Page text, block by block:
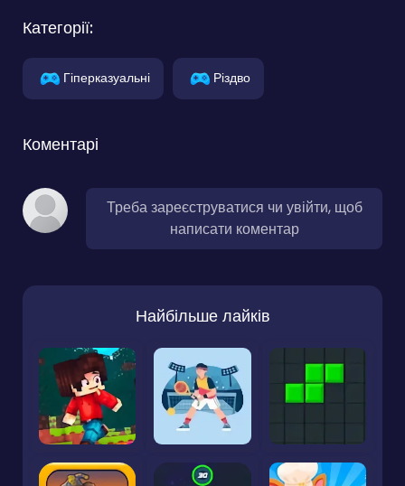
Категорії:
Гіперказуальні Різдво
Коментарі
Треба зареєструватися чи увійти, щоб
написати коментар
Найбільше лайків